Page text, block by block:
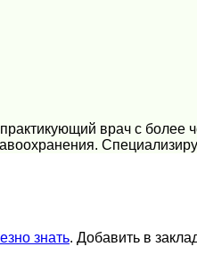
врач с более
знать. Добавить в